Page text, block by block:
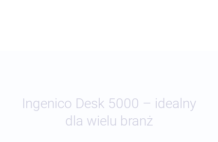
Ingenico Desk 5000 – idealny
dla wielu branż